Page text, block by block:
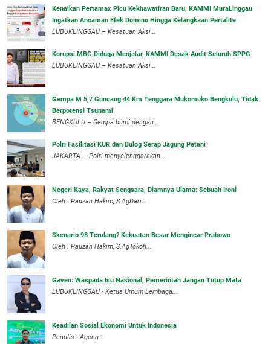
‎Kenaikan Pertamax Picu Kekhawatiran Baru, KAMMI MuraLinggau
Ingatkan Ancaman Efek Domino Hingga Kelangkaan Pertalite
‎LUBUKLINGGAU – Kesatuan Aksi...
Korupsi MBG Diduga Menjalar, KAMMI Desak Audit Seluruh SPPG
‎LUBUKLINGGAU – Kesatuan Aksi...
Gempa M 5,7 Guncang 44 Km Tenggara Mukomuko Bengkulu, Tidak
Berpotensi Tsunami
BENGKULU – Gempa bumi dengan...
Polri Fasilitasi KUR dan Bulog Serap Jagung Petani
JAKARTA — Polri menyelenggarakan...
Negeri Kaya, Rakyat Sengsara, Diamnya Ulama: Sebuah Ironi
Oleh : Pauzan Hakim, S.AgDari...
Skenario 98 Terulang? Kekuatan Besar Mengincar Prabowo
Oleh : Pauzan Hakim, S.AgTokoh...
Gaven: Waspada Isu Nasional, Pemerintah Jangan Tutup Mata
LUBUKLINGGAU - Ketua Umum Lembaga...
Keadilan Sosial Ekonomi Untuk Indonesia
Penulis : Ageng...